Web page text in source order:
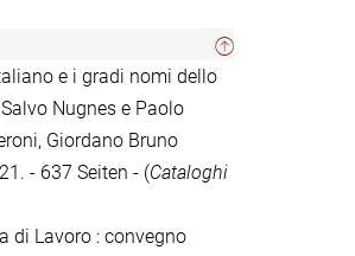
e i gradi nomi dello
Nugnes e Paolo
Giordano Bruno
- 637 Seiten - (Cataloghi
di Lavoro : convegno